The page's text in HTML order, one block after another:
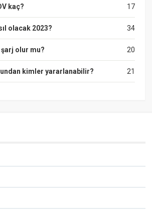
17
kaç?
34
olacak 2023?
20
şarj olur mu?
21
kimler yararlanabilir?